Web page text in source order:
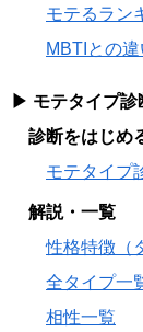
モテるラン
MBTIとの違
▶ モテタイプ診
診断をはじめ
モテタイプ
解説・一覧
性格特徴（
全タイプ一
相性一覧